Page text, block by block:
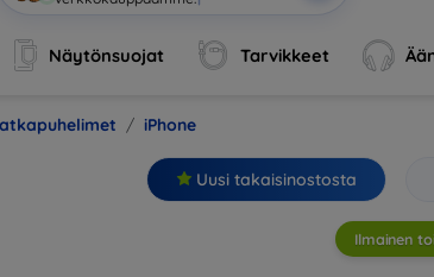
Näytönsuojat Tarvikkeet
iPhone
Uusi takaisinostosta
Ilmainen